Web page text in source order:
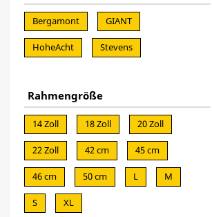
Bergamont GIANT
HoheAcht Stevens
Rahmengröße
14 Zoll 18 Zoll 20 Zoll
22 Zoll 42 cm 45 cm
46 cm 50 cm L M
S XL